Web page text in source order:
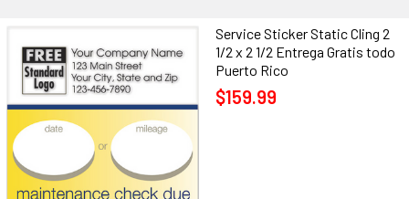
Service Sticker Static Cling 2
1/2 x 2 1/2 Entrega Gratis todo
Puerto Rico
$159.99